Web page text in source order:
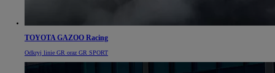
TOYOTA GAZOO Racing
Odkryj linie GR oraz GR SPORT